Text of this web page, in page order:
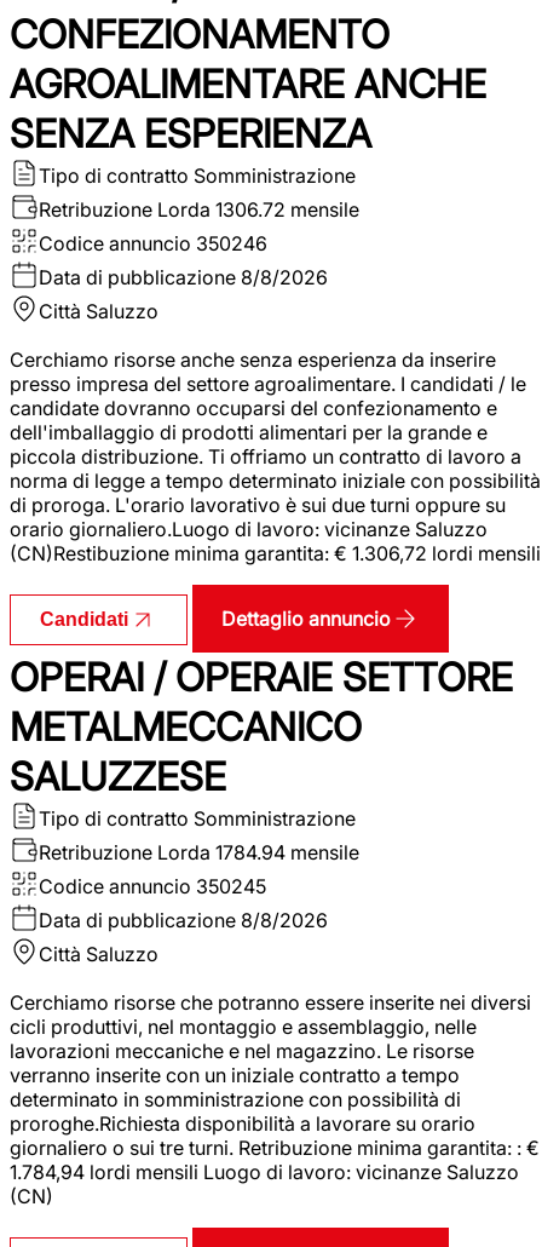
CONFEZIONAMENTO
AGROALIMENTARE ANCHE
SENZA ESPERIENZA
Tipo di contratto Somministrazione
Retribuzione Lorda 1306.72 mensile
Codice annuncio 350246
Data di pubblicazione 8/8/2026
Città Saluzzo
Cerchiamo risorse anche senza esperienza da inserire
presso impresa del settore agroalimentare. I candidati / le
candidate dovranno occuparsi del confezionamento e
dell'imballaggio di prodotti alimentari per la grande e
piccola distribuzione. Ti offriamo un contratto di lavoro a
norma di legge a tempo determinato iniziale con possibilità
di proroga. L'orario lavorativo è sui due turni oppure su
orario giornaliero.Luogo di lavoro: vicinanze Saluzzo
(CN)Restibuzione minima garantita: € 1.306,72 lordi mensili
Candidati Dettaglio annuncio
OPERAI / OPERAIE SETTORE
METALMECCANICO
SALUZZESE
Tipo di contratto Somministrazione
Retribuzione Lorda 1784.94 mensile
Codice annuncio 350245
Data di pubblicazione 8/8/2026
Città Saluzzo
Cerchiamo risorse che potranno essere inserite nei diversi
cicli produttivi, nel montaggio e assemblaggio, nelle
lavorazioni meccaniche e nel magazzino. Le risorse
verranno inserite con un iniziale contratto a tempo
determinato in somministrazione con possibilità di
proroghe.Richiesta disponibilità a lavorare su orario
giornaliero o sui tre turni. Retribuzione minima garantita: : €
1.784,94 lordi mensili Luogo di lavoro: vicinanze Saluzzo
(CN)